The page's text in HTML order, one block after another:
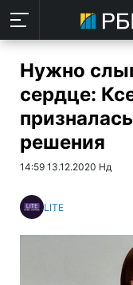
Нужно
сердце:
решения
14:59 13.12.2020 Нд
LITE